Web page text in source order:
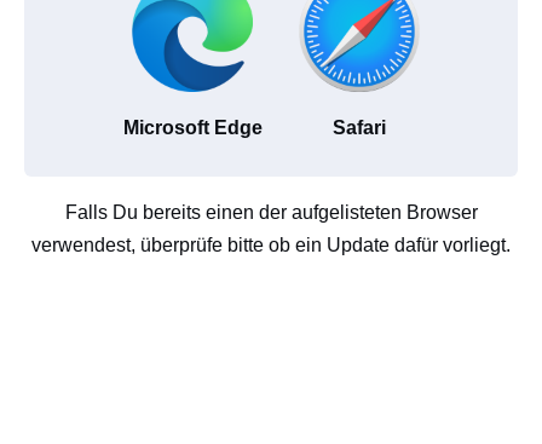
Microsoft Edge Safari
Falls Du bereits einen der aufgelisteten Browser
verwendest, überprüfe bitte ob ein Update dafür vorliegt.